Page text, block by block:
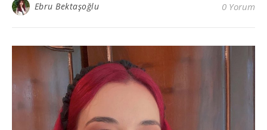
Ebru Bektaşoğlu 0 Yorum